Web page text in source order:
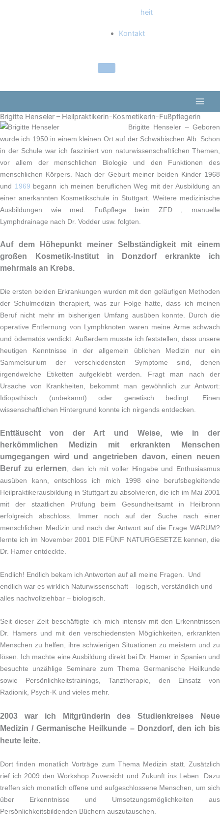
heit
Kontakt
Brigitte Henseler – Heilpraktikerin-Kosmetikerin-Fußpflegerin
Brigitte Henseler – Geboren
wurde ich 1950 in einem kleinen Ort auf der Schwäbischen Alb. Schon
in der Schule war ich fasziniert von naturwissenschaftlichen Themen,
vor allem der menschlichen Biologie und den Funktionen des
menschlichen Körpers. Nach der Geburt meiner beiden Kinder 1968
und 1969 begann ich meinen beruflichen Weg mit der Ausbildung an
einer anerkannten Kosmetikschule in Stuttgart. Weitere medizinische
Ausbildungen wie med. Fußpflege beim ZFD , manuelle
Lymphdrainage nach Dr. Vodder usw. folgten.
Auf dem Höhepunkt meiner Selbständigkeit mit einem
großen Kosmetik-Institut in Donzdorf erkrankte ich
mehrmals an Krebs.
Die ersten beiden Erkrankungen wurden mit den geläufigen Methoden
der Schulmedizin therapiert, was zur Folge hatte, dass ich meinen
Beruf nicht mehr im bisherigen Umfang ausüben konnte. Durch die
operative Entfernung von Lymphknoten waren meine Arme schwach
und ödematös verdickt. Außerdem musste ich feststellen, dass unsere
heutigen Kenntnisse in der allgemein üblichen Medizin nur ein
Sammelsurium der verschiedensten Symptome sind, denen
irgendwelche Etiketten aufgeklebt werden. Fragt man nach der
Ursache von Krankheiten, bekommt man gewöhnlich zur Antwort:
Idiopathisch (unbekannt) oder genetisch bedingt. Einen
wissenschaftlichen Hintergrund konnte ich nirgends entdecken.
Enttäuscht von der Art und Weise, wie in der
herkömmlichen Medizin mit erkrankten Menschen
umgegangen wird und angetrieben davon, einen neuen
Beruf zu erlernen ,den ich mit voller Hingabe und Enthusiasmus
ausüben kann, entschloss ich mich 1998 eine berufsbegleitende
Heilpraktikerausbildung in Stuttgart zu absolvieren, die ich im Mai 2001
mit der staatlichen Prüfung beim Gesundheitsamt in Heilbronn
erfolgreich abschloss. Immer noch auf der Suche nach einer
menschlichen Medizin und nach der Antwort auf die Frage WARUM?
lernte ich im November 2001 DIE FÜNF NATURGESETZE kennen, die
Dr. Hamer entdeckte.
Endlich! Endlich bekam ich Antworten auf all meine Fragen. Und
endlich war es wirklich Naturwissenschaft – logisch, verständlich und
alles nachvollziehbar – biologisch.
Seit dieser Zeit beschäftigte ich mich intensiv mit den Erkenntnissen
Dr. Hamers und mit den verschiedensten Möglichkeiten, erkrankten
Menschen zu helfen, ihre schwierigen Situationen zu meistern und zu
lösen. Ich machte eine Ausbildung direkt bei Dr. Hamer in Spanien und
besuchte unzählige Seminare zum Thema Germanische Heilkunde
sowie Persönlichkeitstrainings, Tanztherapie, den Einsatz von
Radionik, Psych-K und vieles mehr.
2003 war ich Mitgründerin des Studienkreises Neue
Medizin / Germanische Heilkunde – Donzdorf, den ich bis
heute leite.
Dort finden monatlich Vorträge zum Thema Medizin statt. Zusätzlich
rief ich 2009 den Workshop Zuversicht und Zukunft ins Leben. Dazu
treffen sich monatlich offene und aufgeschlossene Menschen, um sich
über Erkenntnisse und Umsetzungsmöglichkeiten aus
Persönlichkeitsbildenden Büchern auszutauschen.